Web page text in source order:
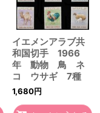
イエメンアラブ共
和国切手 1966
年 動物 鳥 ネ
コ ウサギ 7種
1,680円